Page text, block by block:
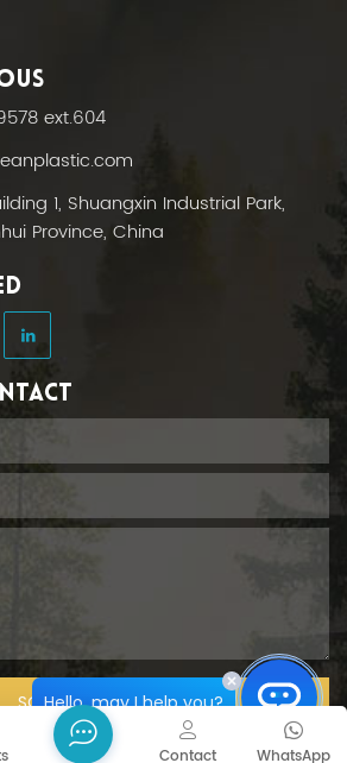
ext.604
1, Shuangxin Industrial Park,
Province, China
SOUMETTRE
WhatsApp
Contact
Hello, may I help you?